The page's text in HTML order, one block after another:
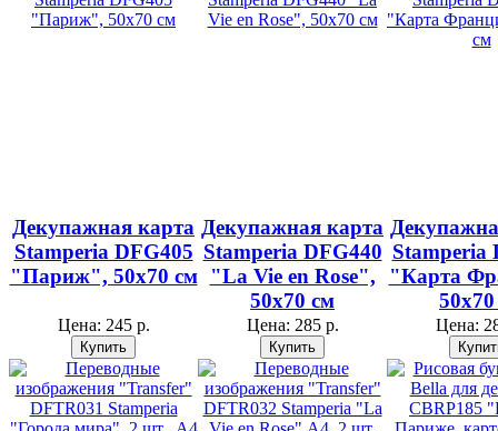
Декупажная карта
Stamperia DFG405
"Париж", 50х70 см
Цена: 245 р.
Декупажная карта
Stamperia DFG440
"La Vie en Rose",
50х70 см
Цена: 285 р.
Stamperia
"Карта
Цена: